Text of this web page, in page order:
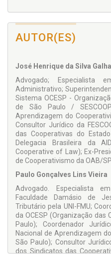
AUTOR(ES)
José Henrique da Silva
Advogado; Especialista
Administrativo;
Sistema OCESP -
de São Paulo /
Aprendizagem do
Consultor Jurídico da
das Cooperativas do
Delegacia Brasileira da
Cooperative of Law); Ex-
de Cooperativismo da OAB/
Paulo Gonçalves Lins Vieira
Advogado. Especialista
Faculdade Damásio de
Tributário pela UNI-FMU;
da OCESP (Organização das
Paulo); Coordenador
Nacional de Aprendizagem
São Paulo); Consultor
dos Sindicatos das